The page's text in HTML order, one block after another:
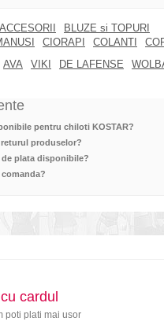
ACCESORII
BLUZE si TOPURI
CIORAPI COLANTI
AVA VIKI DE LAFENSE
pentru chiloti KOSTAR?
produselor?
plata disponibile?
cardul
poti plati mai usor